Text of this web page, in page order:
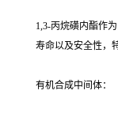
1,3-丙烷磺内酯作
寿命以及安全性，
有机合成中间体：